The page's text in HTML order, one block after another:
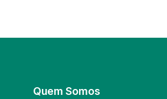
Quem Somos